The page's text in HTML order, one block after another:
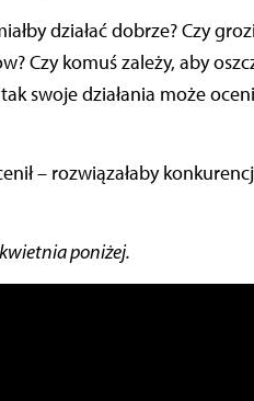
działać dobrze? Czy
Czy komuś zależy, aby
swoje działania może
– rozwiązałaby
poniżej.